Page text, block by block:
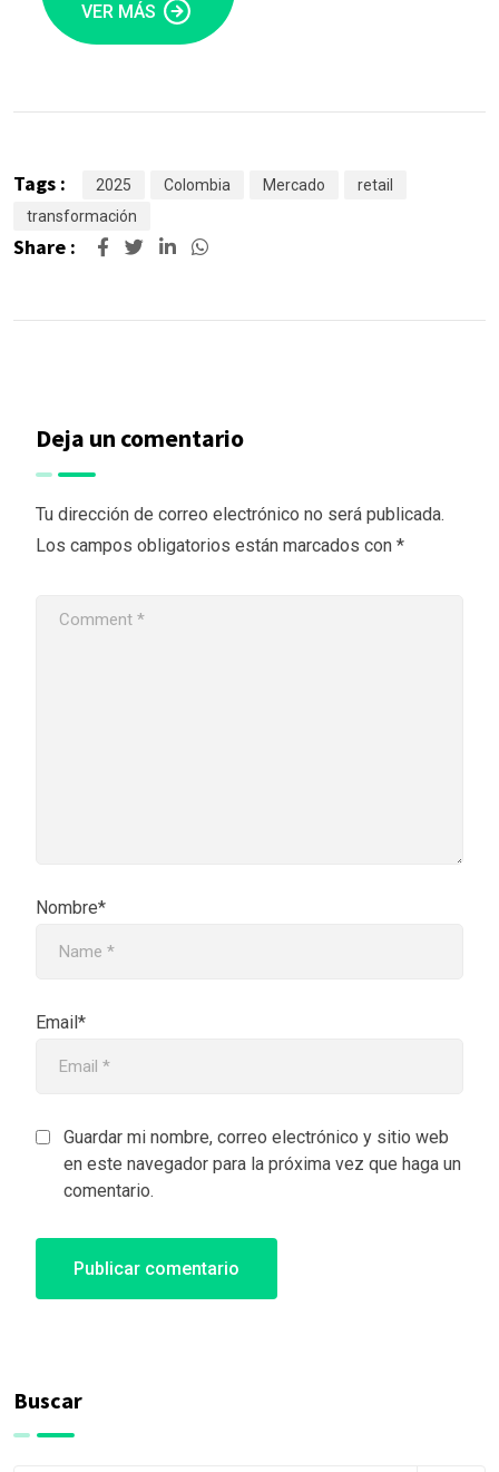
VER MÁS
Tags : 2025 Colombia Mercado
retail
transformación
Share :
Deja un comentario
Tu dirección de correo electrónico no será publicada.
Los campos obligatorios están marcados con *
Nombre*
Email*
Guardar mi nombre, correo electrónico y sitio web
en este navegador para la próxima vez que haga un
comentario.
Buscar